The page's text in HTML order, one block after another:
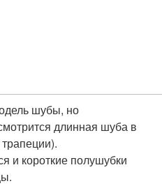
шубы, но
длинная шуба в
и короткие полушубки